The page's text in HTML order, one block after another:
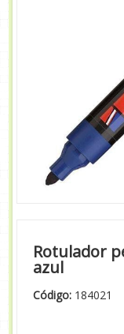
Rotulador
azul
Código: 184021